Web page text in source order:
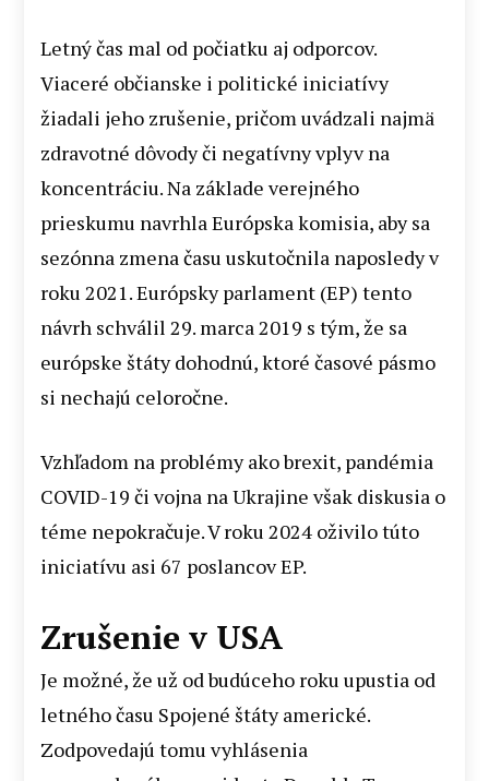
Letný čas mal od počiatku aj odporcov.
Viaceré občianske i politické iniciatívy
žiadali jeho zrušenie, pričom uvádzali najmä
zdravotné dôvody či negatívny vplyv na
koncentráciu. Na základe verejného
prieskumu navrhla Európska komisia, aby sa
sezónna zmena času uskutočnila naposledy v
roku 2021. Európsky parlament (EP) tento
návrh schválil 29. marca 2019 s tým, že sa
európske štáty dohodnú, ktoré časové pásmo
si nechajú celoročne.
Vzhľadom na problémy ako brexit, pandémia
COVID-19 či vojna na Ukrajine však diskusia o
téme nepokračuje. V roku 2024 oživilo túto
iniciatívu asi 67 poslancov EP.
Zrušenie v USA
Je možné, že už od budúceho roku upustia od
letného času Spojené štáty americké.
Zodpovedajú tomu vyhlásenia